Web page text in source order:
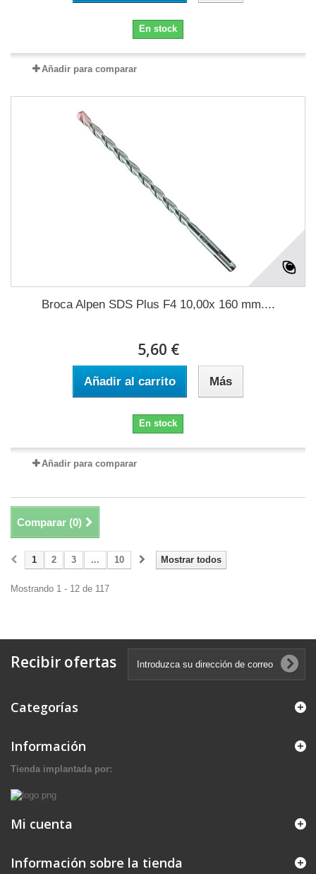
En stock
Añadir para comparar
Broca Alpen SDS Plus F4 10,00x 160 mm....
5,60 €
Añadir al carrito Más
En stock
Añadir para comparar
Comparar (0)
Mostrar todos
1 2 3 ... 10
Mostrando 1 - 12 de 117
Recibir ofertas
Categorías
Información
Tienda implantada por:
Mi cuenta
Información sobre la tienda